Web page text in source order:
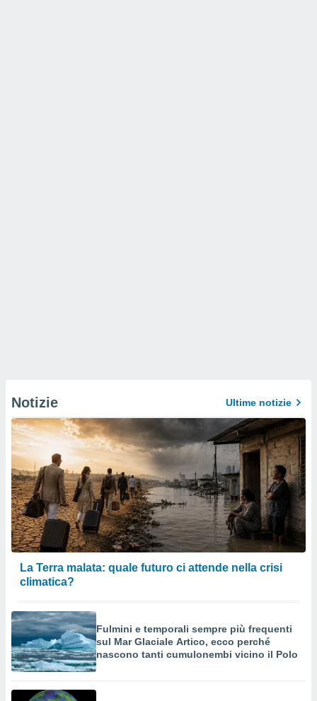
Notizie Ultime notizie
La Terra malata: quale futuro ci attende nella crisi
climatica?
Fulmini e temporali sempre più frequenti
sul Mar Glaciale Artico, ecco perché
nascono tanti cumulonembi vicino il Polo